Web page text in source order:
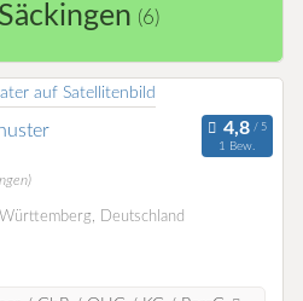
(6)
1 Bew.
Deutschland